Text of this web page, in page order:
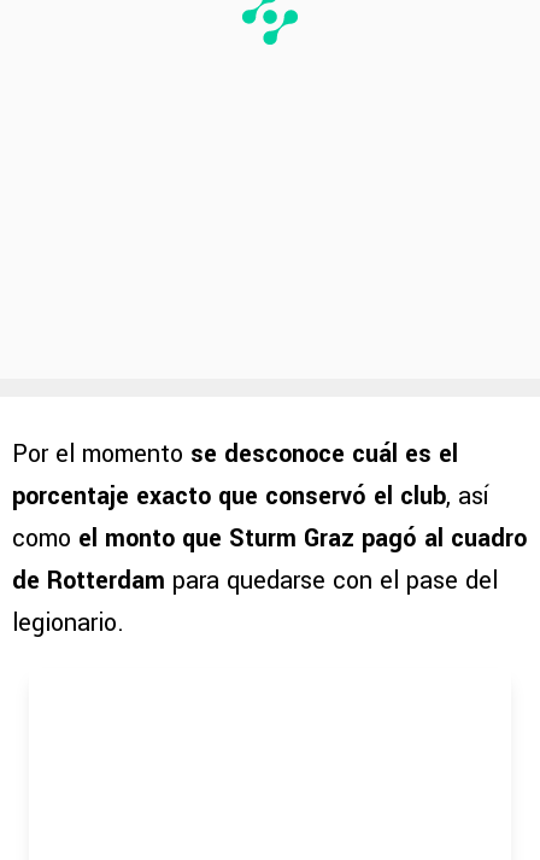
Por el momento se desconoce cuál es el
porcentaje exacto que conservó el club, así
como el monto que Sturm Graz pagó al cuadro
de Rotterdam para quedarse con el pase del
legionario.